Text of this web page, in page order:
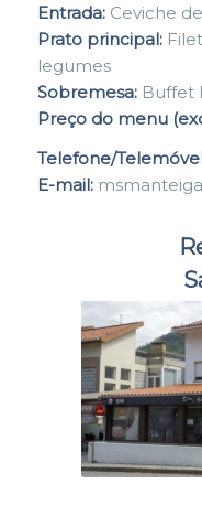
Entrada:Ceviche
Prato principal:
legumes
Sobremesa: Buffet
Preço do menu
Telefone/
E-mail: